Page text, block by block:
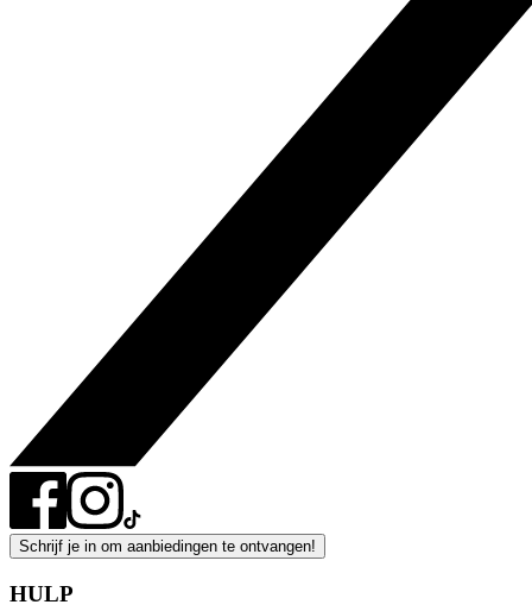
Schrijf je in om aanbiedingen te ontvangen!
HULP